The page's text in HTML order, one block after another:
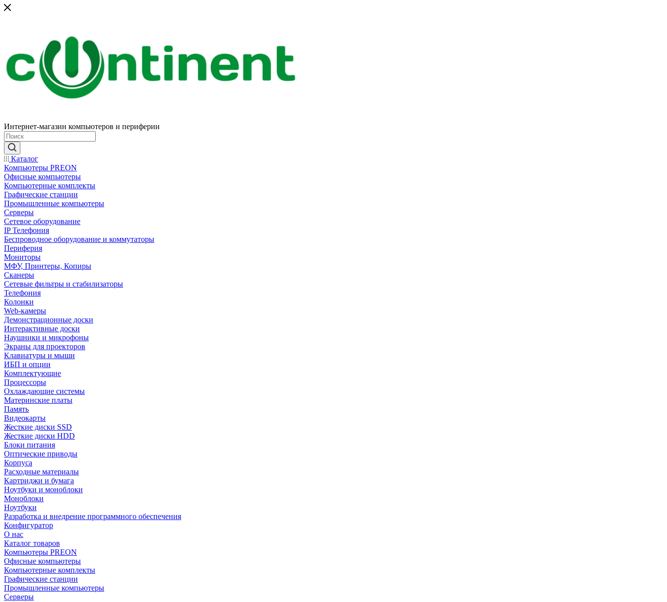
Интернет-магазин компьютеров и периферии
Каталог
Компьютеры PREON
Офисные компьютеры
Компьютерные комплекты
Графические станции
Промышленные компьютеры
Серверы
Сетевое оборудование
IP Телефония
Беспроводное оборудование и коммутаторы
Периферия
Мониторы
МФУ, Принтеры, Копиры
Сканеры
Сетевые фильтры и стабилизаторы
Телефония
Колонки
Web-камеры
Демонстрационные доски
Интерактивные доски
Наушники и микрофоны
Экраны для проекторов
Клавиатуры и мыши
ИБП и опции
Комплектующие
Процессоры
Охлаждающие системы
Материнские платы
Память
Видеокарты
Жесткие диски SSD
Жесткие диски HDD
Блоки питания
Оптические приводы
Корпуса
Расходные материалы
Картриджи и бумага
Ноутбуки и моноблоки
Моноблоки
Ноутбуки
Разработка и внедрение программного обеспечения
Конфигуратор
О нас
Каталог товаров
Компьютеры PREON
Офисные компьютеры
Компьютерные комплекты
Графические станции
Промышленные компьютеры
Серверы